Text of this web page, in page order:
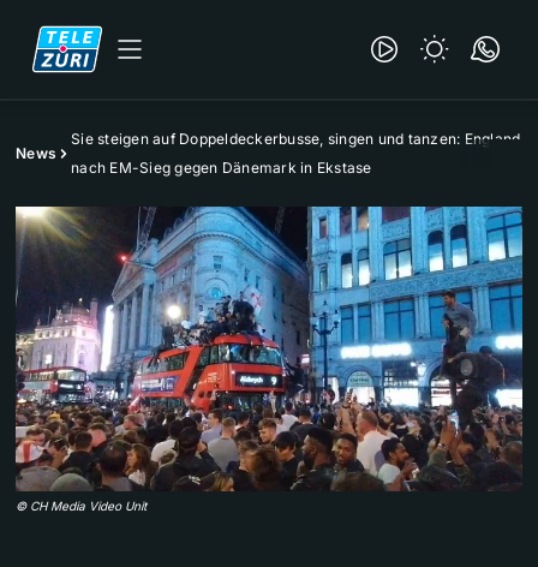
News
Sie steigen auf Doppeldeckerbusse, singen und tanzen: England
nach EM-Sieg gegen Dänemark in Ekstase
© CH Media Video Unit